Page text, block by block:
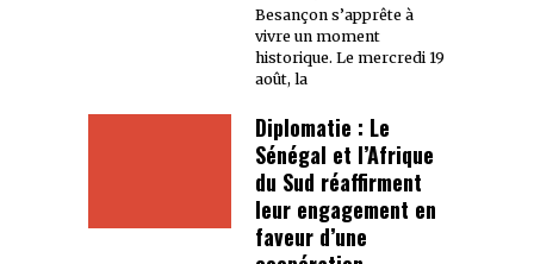
Besançon s’apprête à
vivre un moment
historique. Le mercredi 19
août, la
Diplomatie : Le
Sénégal et l’Afrique
du Sud réaffirment
leur engagement en
faveur d’une